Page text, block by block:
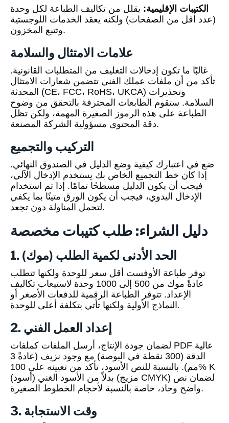
الكتيبات الإقليمية: يقلل من تكاليف الطباعة لكل وحدة
(عدد أقل من الصفحات) ولكنه يعقد الخدمات اللوجستية
وتتبع المخزون.
علامات الامتثال والسلامة
غالبًا ما تكون إدخالات التغليف من المتطلبات القانونية.
تأكد من أن ملفات عملك الفني تتضمن شعارات الامتثال
المحدثة (CE، FCC، RoHS، UKCA) وتحذيرات
السلامة. ستقوم الطابعات المحترفة بالتحقق من وضوح
الطباعة على هذه الرموز الصغيرة المهمة، ولكن تظل
دقة المحتوى مسؤولية الشركة المصنعة.
التركيب والتجميع
ضع في اعتبارك كيفية وضع الدليل في الصندوق النهائي.
إذا كان خط التجميع الخاص بك يستخدم الإدخال الآلي،
فيجب أن يكون الدليل مسطحًا تمامًا. إذا تم استخدام
الإدخال اليدوي، فيجب أن يكون الورق متينًا بما يكفي
لتحمل المناولة دون تجعد.
دليل الشراء: طلب كتيبات مخصصة
1. الحد الأدنى لكمية الطلب (موك)
توفر طباعة الأوفست أقل سعر للوحدة ولكنها تتطلب
عادةً موك من 500 إلى 1000 وحدة لاستيعاب تكاليف
الإعداد. تتوفر الطباعة الرقمية للدفعات الأصغر أو
النماذج الأولية ولكنها تأتي بتكلفة أعلى للوحدة.
2. إعداد العمل الفني
لضمان جودة الإنتاج، أرسل الملفات كملفات PDF عالية
الدقة (300 نقطة في البوصة) مع وجود نزيف (عادةً 3
مم). بالنسبة للنص الأسود، تأكد من تعيينه على 100% K
(أسود) بدلاً من الأسود الغني (مزيج CMYK) لضمان نص
واضح وحاد، خاصة بالنسبة لأحجام الخطوط الصغيرة.
3. وقت الاستجابة